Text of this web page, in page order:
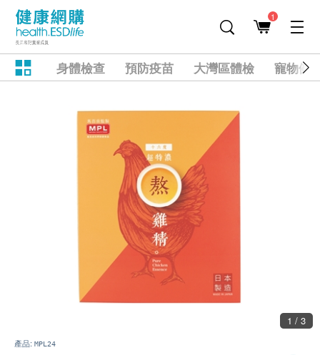
1
身體檢查 預防疫苗 大灣區體檢 寵物健
1 / 3
產品: MPL24